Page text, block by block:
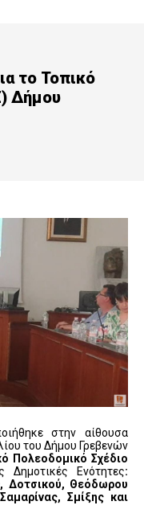
το Τοπικό
Δήμου
στην αίθουσα
του Δήμου Γρεβενών
Πολεοδομικό Σχέδιο
Ενότητες:
Δοτσικού, Θεόδωρου
Σμίξης και